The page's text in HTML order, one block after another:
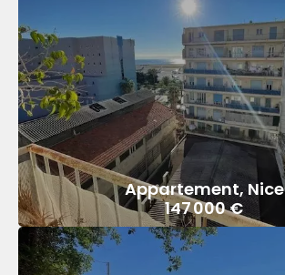
Appartement, Nice
147 000 €